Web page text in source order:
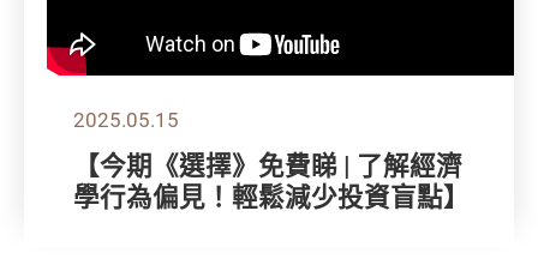
2025.05.15
【今期《選擇》免費睇 | 了解經濟
學行為偏見！輕鬆減少投資盲點】